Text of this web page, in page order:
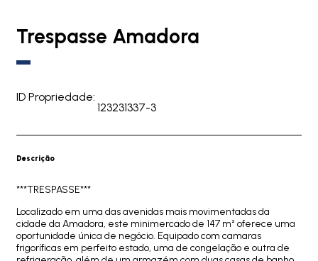
Trespasse Amadora
ID Propriedade:
123231337-3
Descrição
***TRESPASSE***
Localizado em uma das avenidas mais movimentadas da
cidade da Amadora, este minimercado de 147 m² oferece uma
oportunidade única de negócio. Equipado com camaras
frigoríficas em perfeito estado, uma de congelação e outra de